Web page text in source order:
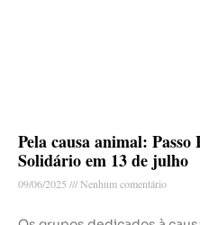
Pela causa animal:
Solidário em 13 de julho
09/06/2025 Nenhum comentário